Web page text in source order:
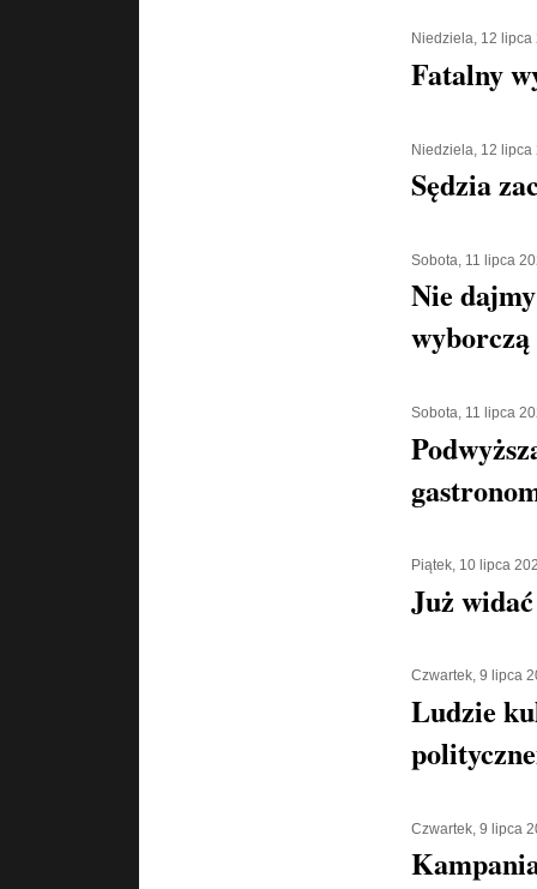
Niedziela, 12 lipca
Fatalny
Niedziela, 12 lipca
Sędzia
Sobota, 11 lipca
Nie
wyborczą
Sobota, 11 lipca
Piątek, 10 lipca
Już
Czwartek, 9 lipca
Ludzie
Czwartek, 9 lipca